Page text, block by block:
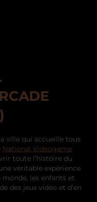
ville qui accueille tous
National Videogame
toute l’histoire du
véritable expérience
les enfants et
des jeux vidéo et d’en